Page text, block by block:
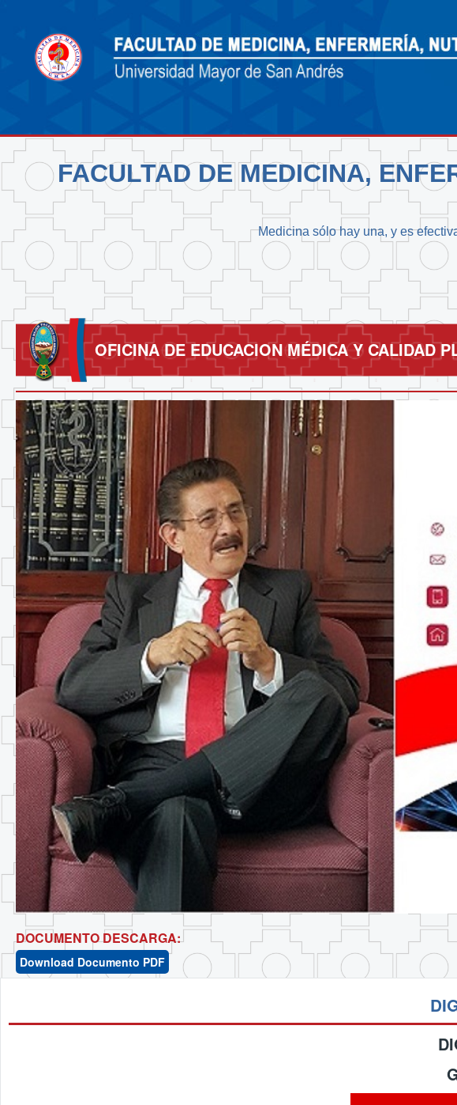
FACULTAD DE MEDICINA,
Medicina sólo hay una, y es
OFICINA DE EDUCACION MÉDICA Y CALIDAD
DOCUMENTO DESCARGA:
Download Documento PDF